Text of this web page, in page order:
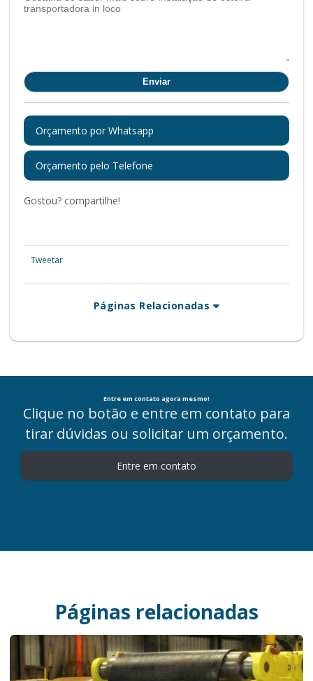
Orçamento por Whatsapp
Orçamento pelo Telefone
Gostou? compartilhe!
Tweetar
Páginas Relacionadas
Entre em contato agora mesmo!
Clique no botão e entre em contato para
tirar dúvidas ou solicitar um orçamento.
Entre em contato
Páginas relacionadas